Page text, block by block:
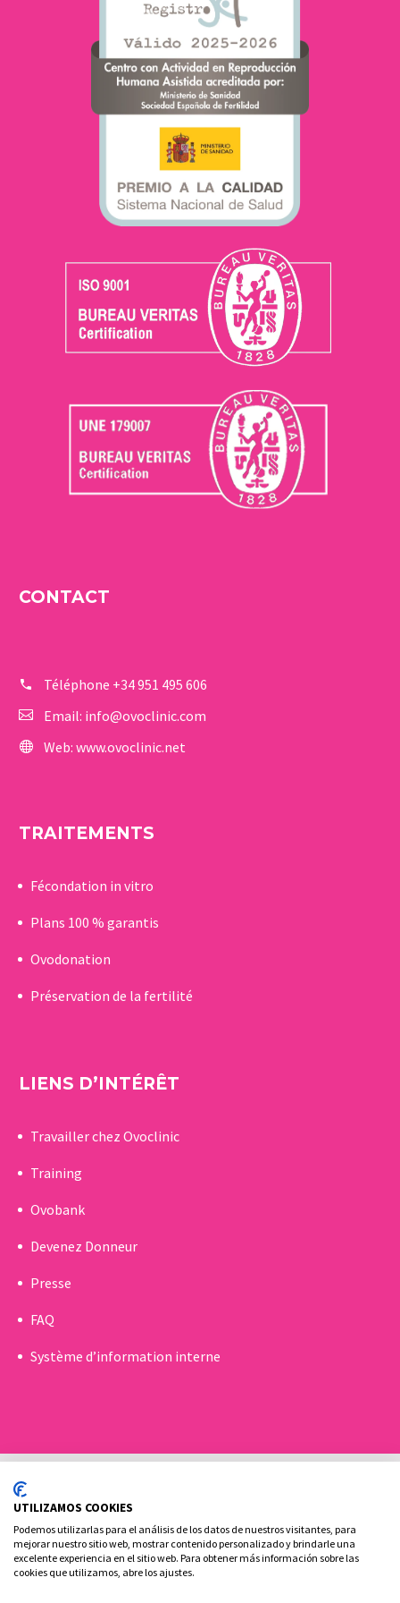
CONTACT
Téléphone +34 951 495 606
Email: info@ovoclinic.com
Web: www.ovoclinic.net
TRAITEMENTS
Fécondation in vitro
Plans 100 % garantis
Ovodonation
Préservation de la fertilité
LIENS D’INTÉRÊT
Travailler chez Ovoclinic
Training
Ovobank
Devenez Donneur
Presse
FAQ
Système d’information interne
Politique de Cookies
Politique de confidentialité
UTILIZAMOS COOKIES
Podemos utilizarlas para el análisis de los datos de nuestros visitantes, para
mejorar nuestro sitio web, mostrar contenido personalizado y brindarle una
excelente experiencia en el sitio web. Para obtener más información sobre las
cookies que utilizamos, abre los ajustes.